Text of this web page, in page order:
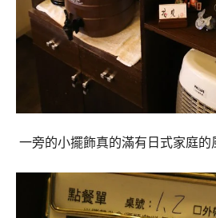
一旁的小擺飾真的滿有日式家庭的